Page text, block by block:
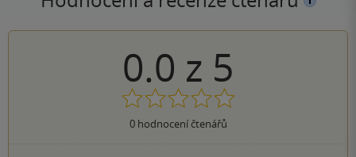
0.0 z 5
0hodnocení čtenářů